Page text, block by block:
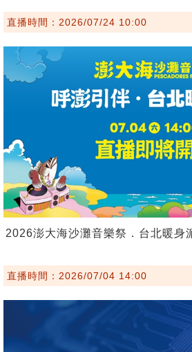
直播時間：2026/07/24 10:00
2026澎大海沙灘音樂祭．台北暖身
直播時間：2026/07/04 14:00